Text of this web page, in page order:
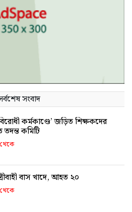
সংবাদ
কর্মকাণ্ডে’ জড়িত শিক্ষকদের
তদন্ত কমিটি
বাস খাদে, আহত ২০